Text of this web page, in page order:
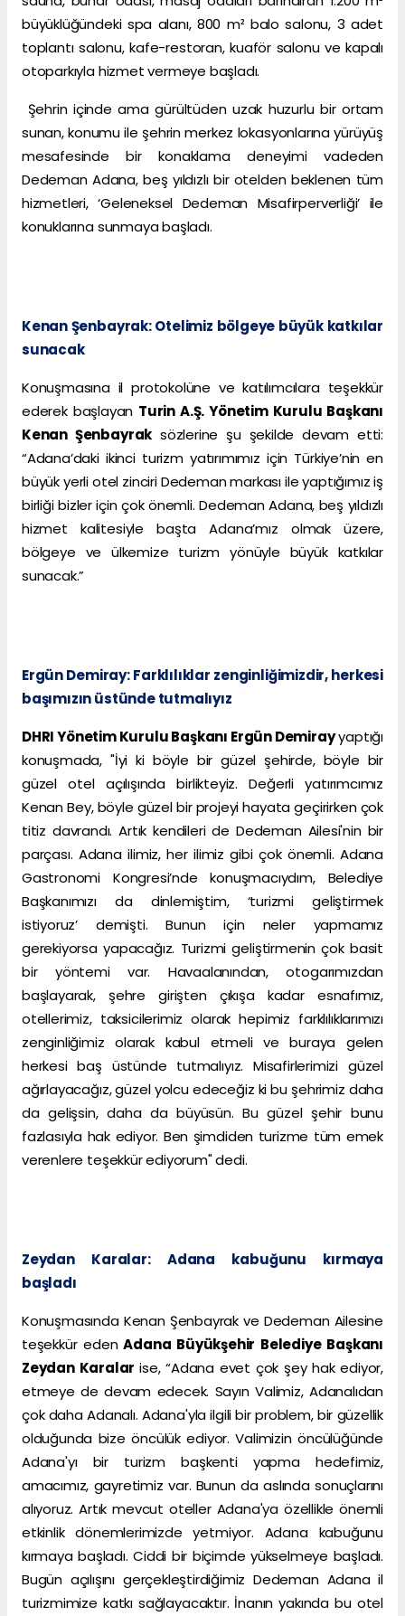
büyüklüğündeki spa alanı, 800 m² balo salonu, 3 adet
toplantı salonu, kafe-restoran, kuaför salonu ve kapalı
otoparkıyla hizmet vermeye başladı.
Şehrin içinde ama gürültüden uzak huzurlu bir ortam
sunan, konumu ile şehrin merkez lokasyonlarına yürüyüş
mesafesinde bir konaklama deneyimi vadeden
Dedeman Adana, beş yıldızlı bir otelden beklenen tüm
hizmetleri, ‘Geleneksel Dedeman Misafirperverliği’ ile
konuklarına sunmaya başladı.
Kenan Şenbayrak: Otelimiz bölgeye büyük katkılar
sunacak
Konuşmasına il protokolüne ve katılımcılara teşekkür
ederek başlayan Turin A.Ş. Yönetim Kurulu Başkanı
Kenan Şenbayrak sözlerine şu şekilde devam etti:
“Adana’daki ikinci turizm yatırımımız için Türkiye’nin en
büyük yerli otel zinciri Dedeman markası ile yaptığımız iş
birliği bizler için çok önemli. Dedeman Adana, beş yıldızlı
hizmet kalitesiyle başta Adana’mız olmak üzere,
bölgeye ve ülkemize turizm yönüyle büyük katkılar
sunacak.”
Ergün Demiray: Farklılıklar zenginliğimizdir, herkesi
başımızın üstünde tutmalıyız
DHRI Yönetim Kurulu Başkanı Ergün Demirayyaptığı
konuşmada, "İyi ki böyle bir güzel şehirde, böyle bir
güzel otel açılışında birlikteyiz. Değerli yatırımcımız
Kenan Bey, böyle güzel bir projeyi hayata geçirirken çok
titiz davrandı. Artık kendileri de Dedeman Ailesi'nin bir
parçası. Adana ilimiz, her ilimiz gibi çok önemli. Adana
Gastronomi Kongresi’nde konuşmacıydım, Belediye
Başkanımızı da dinlemiştim, ‘turizmi geliştirmek
istiyoruz’ demişti. Bunun için neler yapmamız
gerekiyorsa yapacağız. Turizmi geliştirmenin çok basit
bir yöntemi var. Havaalanından, otogarımızdan
başlayarak, şehre girişten çıkışa kadar esnafımız,
otellerimiz, taksicilerimiz olarak hepimiz farklılıklarımızı
zenginliğimiz olarak kabul etmeli ve buraya gelen
herkesi baş üstünde tutmalıyız. Misafirlerimizi güzel
ağırlayacağız, güzel yolcu edeceğiz ki bu şehrimiz daha
da gelişsin, daha da büyüsün. Bu güzel şehir bunu
fazlasıyla hak ediyor. Ben şimdiden turizme tüm emek
verenlere teşekkür ediyorum" dedi.
Zeydan Karalar: Adana kabuğunu kırmaya
başladı
Konuşmasında Kenan Şenbayrak ve Dedeman Ailesine
teşekkür edenAdana Büyükşehir Belediye Başkanı
Zeydan Karalarise, “Adana evet çok şey hak ediyor,
etmeye de devam edecek. Sayın Valimiz, Adanalıdan
çok daha Adanalı. Adana'yla ilgili bir problem, bir güzellik
olduğunda bize öncülük ediyor. Valimizin öncülüğünde
Adana'yı bir turizm başkenti yapma hedefimiz,
amacımız, gayretimiz var. Bunun da aslında sonuçlarını
alıyoruz. Artık mevcut oteller Adana'ya özellikle önemli
etkinlik dönemlerimizde yetmiyor. Adana kabuğunu
kırmaya başladı. Ciddi bir biçimde yükselmeye başladı.
Bugün açılışını gerçekleştirdiğimiz Dedeman Adana il
turizmimize katkı sağlayacaktır. İnanın yakında bu otel